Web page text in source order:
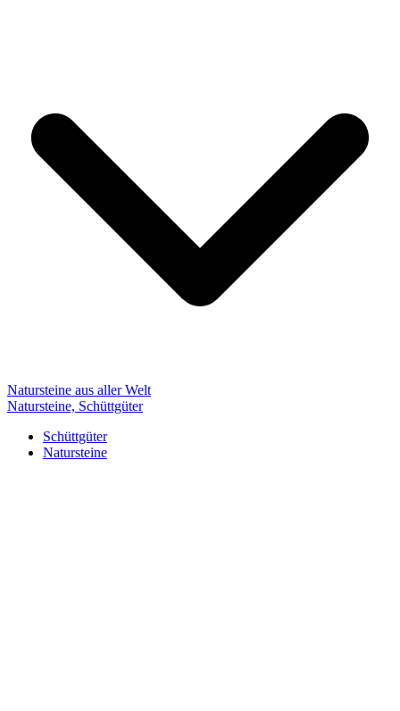
Natursteine aus aller Welt
Natursteine, Schüttgüter
Schüttgüter
Natursteine